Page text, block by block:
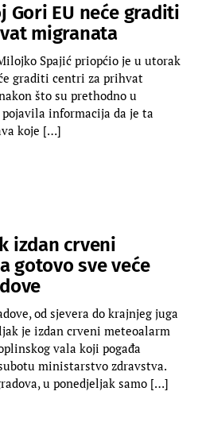
Gori EU neće graditi
migranata
Spajić priopćio je u utorak
graditi centri za prihvat
što su prethodno u
informacija da je ta
koje […]
izdan crveni
gotovo sve veće
od sjevera do krajnjeg juga
je izdan crveni meteoalarm
vala koji pogađa
ministarstvo zdravstva.
u ponedjeljak samo […]